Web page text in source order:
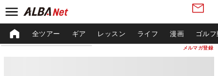
メルマガ登録
全ツアー ギア レッスン ライフ 漫画 ゴル